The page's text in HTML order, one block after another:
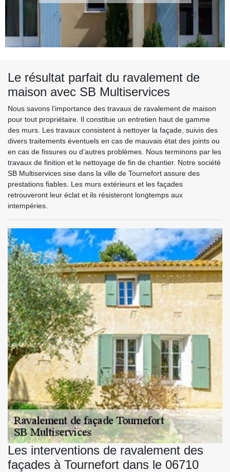
Le résultat parfait du ravalement de
maison avec SB Multiservices
Nous savons l’importance des travaux de ravalement de maison
pour tout propriétaire. Il constitue un entretien haut de gamme
des murs. Les travaux consistent à nettoyer la façade, suivis des
divers traitements éventuels en cas de mauvais état des joints ou
en cas de fissures ou d’autres problèmes. Nous terminons par les
travaux de finition et le nettoyage de fin de chantier. Notre société
SB Multiservices sise dans la ville de Tournefort assure des
prestations fiables. Les murs extérieurs et les façades
retrouveront leur éclat et ils résisteront longtemps aux
intempéries.
Les interventions de ravalement des
façades à Tournefort dans le 06710